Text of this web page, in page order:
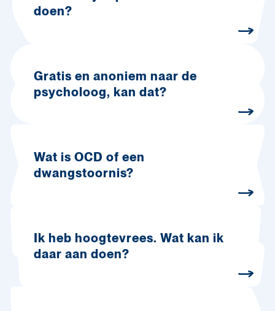
doen?
Gratis en anoniem naar de
psycholoog, kan dat?
Wat is OCD of een
dwangstoornis?
Ik heb hoogtevrees. Wat kan ik
daar aan doen?